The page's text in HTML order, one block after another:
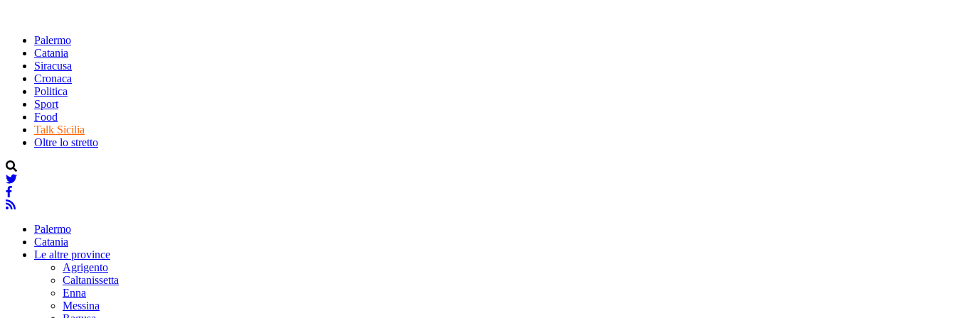
Palermo
Catania
Siracusa
Cronaca
Politica
Sport
Food
Talk Sicilia
Oltre lo stretto
Palermo
Catania
Le altre province
Agrigento
Caltanissetta
Enna
Messina